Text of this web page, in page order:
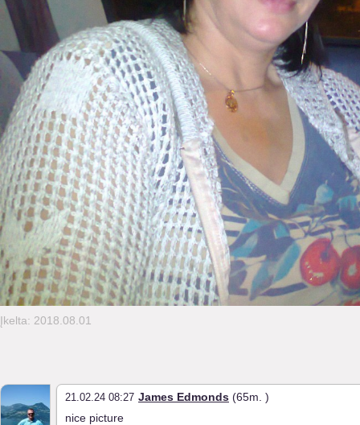
Įkelta: 2018.08.01
21.02.24 08:27 James Edmonds (65m. )
nice picture